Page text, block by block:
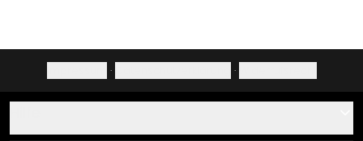
· ·